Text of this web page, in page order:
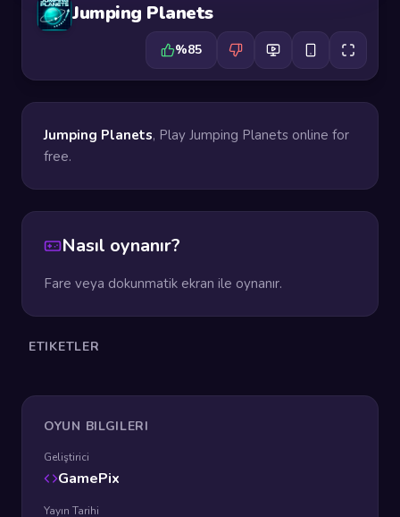
Jumping Planets
%85
Jumping Planets, Play Jumping Planets online for
free.
Nasıl oynanır?
Fare veya dokunmatik ekran ile oynanır.
ETIKETLER
OYUN BILGILERI
Geliştirici
GamePix
Yayın Tarihi